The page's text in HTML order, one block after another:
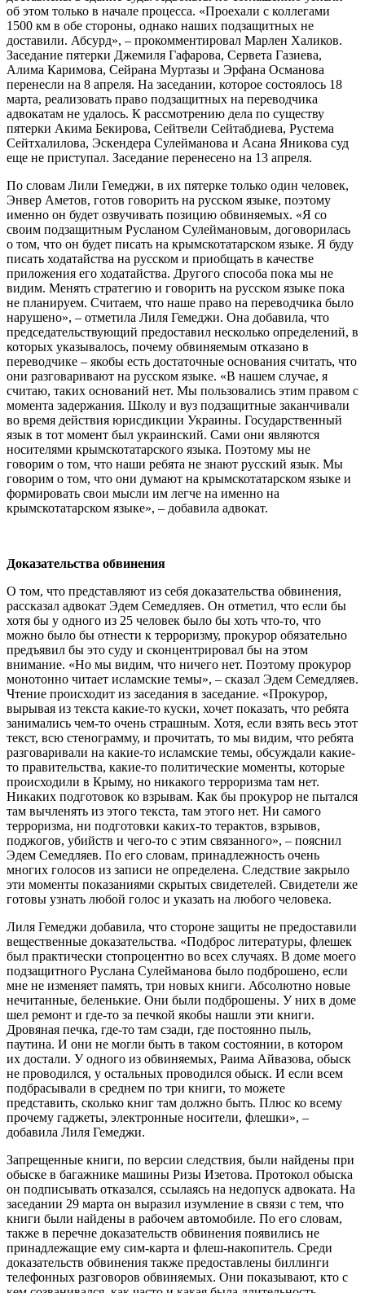
об этом только в начале процесса. «Проехали с коллегами
1500 км в обе стороны, однако наших подзащитных не
доставили. Абсурд», – прокомментировал Марлен Халиков.
Заседание пятерки Джемиля Гафарова, Сервета Газиева,
Алима Каримова, Сейрана Муртазы и Эрфана Османова
перенесли на 8 апреля. На заседании, которое состоялось 18
марта, реализовать право подзащитных на переводчика
адвокатам не удалось. К рассмотрению дела по существу
пятерки Акима Бекирова, Сейтвели Сейтабдиева, Рустема
Сейтхалилова, Эскендера Сулейманова и Асана Яникова суд
еще не приступал. Заседание перенесено на 13 апреля.
По словам Лили Гемеджи, в их пятерке только один человек,
Энвер Аметов, готов говорить на русском языке, поэтому
именно он будет озвучивать позицию обвиняемых. «Я со
своим подзащитным Русланом Сулеймановым, договорилась
о том, что он будет писать на крымскотатарском языке. Я буду
писать ходатайства на русском и приобщать в качестве
приложения его ходатайства. Другого способа пока мы не
видим. Менять стратегию и говорить на русском языке пока
не планируем. Считаем, что наше право на переводчика было
нарушено», – отметила Лиля Гемеджи. Она добавила, что
председательствующий предоставил несколько определений, в
которых указывалось, почему обвиняемым отказано в
переводчике – якобы есть достаточные основания считать, что
они разговаривают на русском языке. «В нашем случае, я
считаю, таких оснований нет. Мы пользовались этим правом с
момента задержания. Школу и вуз подзащитные заканчивали
во время действия юрисдикции Украины. Государственный
язык в тот момент был украинский. Сами они являются
носителями крымскотатарского языка. Поэтому мы не
говорим о том, что наши ребята не знают русский язык. Мы
говорим о том, что они думают на крымскотатарском языке и
формировать свои мысли им легче на именно на
крымскотатарском языке», – добавила адвокат.
Доказательства обвинения
О том, что представляют из себя доказательства обвинения,
рассказал адвокат Эдем Семедляев. Он отметил, что если бы
хотя бы у одного из 25 человек было бы хоть что-то, что
можно было бы отнести к терроризму, прокурор обязательно
предъявил бы это суду и сконцентрировал бы на этом
внимание. «Но мы видим, что ничего нет. Поэтому прокурор
монотонно читает исламские темы», – сказал Эдем Семедляев.
Чтение происходит из заседания в заседание. «Прокурор,
вырывая из текста какие-то куски, хочет показать, что ребята
занимались чем-то очень страшным. Хотя, если взять весь этот
текст, всю стенограмму, и прочитать, то мы видим, что ребята
разговаривали на какие-то исламские темы, обсуждали какие-
то правительства, какие-то политические моменты, которые
происходили в Крыму, но никакого терроризма там нет.
Никаких подготовок ко взрывам. Как бы прокурор не пытался
там вычленять из этого текста, там этого нет. Ни самого
терроризма, ни подготовки каких-то терактов, взрывов,
поджогов, убийств и чего-то с этим связанного», – пояснил
Эдем Семедляев. По его словам, принадлежность очень
многих голосов из записи не определена. Следствие закрыло
эти моменты показаниями скрытых свидетелей. Свидетели же
готовы узнать любой голос и указать на любого человека.
Лиля Гемеджи добавила, что стороне защиты не предоставили
вещественные доказательства. «Подброс литературы, флешек
был практически стопроцентно во всех случаях. В доме моего
подзащитного Руслана Сулейманова было подброшено, если
мне не изменяет память, три новых книги. Абсолютно новые
нечитанные, беленькие. Они были подброшены. У них в доме
шел ремонт и где-то за печкой якобы нашли эти книги.
Дровяная печка, где-то там сзади, где постоянно пыль,
паутина. И они не могли быть в таком состоянии, в котором
их достали. У одного из обвиняемых, Раима Айвазова, обыск
не проводился, у остальных проводился обыск. И если всем
подбрасывали в среднем по три книги, то можете
представить, сколько книг там должно быть. Плюс ко всему
прочему гаджеты, электронные носители, флешки», –
добавила Лиля Гемеджи.
Запрещенные книги, по версии следствия, были найдены при
обыске в багажнике машины Ризы Изетова. Протокол обыска
он подписывать отказался, ссылаясь на недопуск адвоката. На
заседании 29 марта он выразил изумление в связи с тем, что
книги были найдены в рабочем автомобиле. По его словам,
также в перечне доказательств обвинения появились не
принадлежащие ему сим-карта и флеш-накопитель. Среди
доказательств обвинения также предоставлены биллинги
телефонных разговоров обвиняемых. Они показывают, кто с